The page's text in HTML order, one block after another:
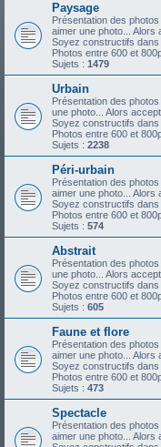
Paysage
Présentation des
aimer une photo... Alors
Soyez constructifs
Photos entre 600 et
Sujets : 1479
Urbain
Présentation des
une photo... Alors
Soyez constructifs
Photos entre 600 et
Sujets : 2238
Péri-urbain
Présentation des
aimer une photo... Alors
Soyez constructifs
Photos entre 600 et
Sujets : 574
Abstrait
Présentation des
une photo... Alors
Soyez constructifs
Photos entre 600 et
Sujets : 605
Faune et flore
Présentation des
aimer une photo... Alors
Soyez constructifs
Photos entre 600 et
Sujets : 473
Spectacle
Présentation des
aimer une photo... Alors